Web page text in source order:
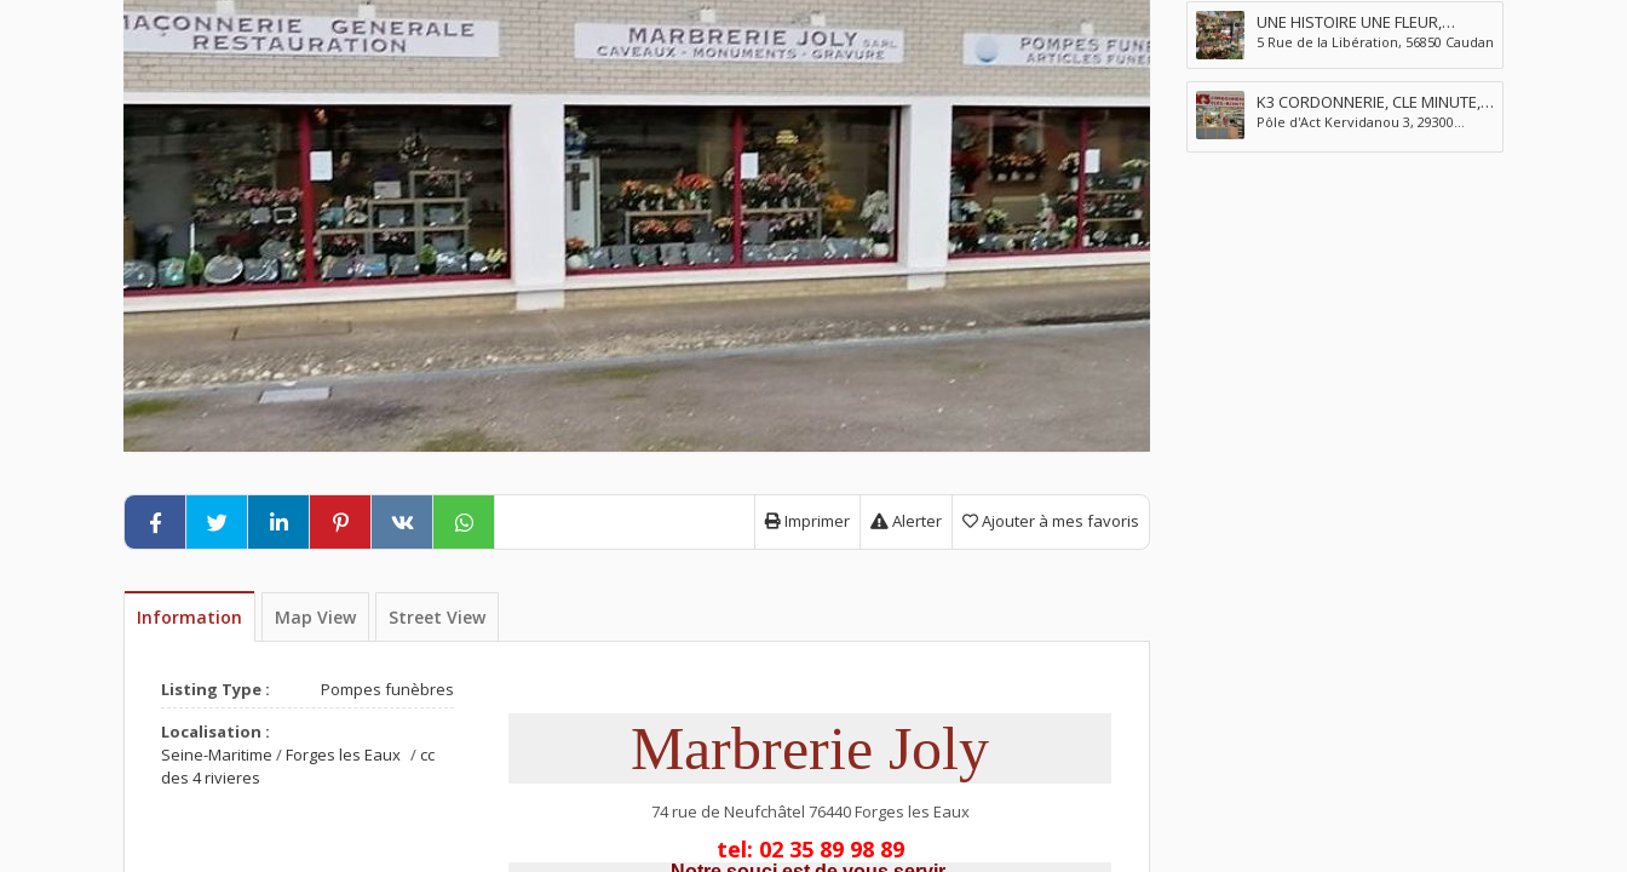
Ajouter à mes favoris
Alerter
Imprimer
Information Map View Street View
Listing Type :
Pompes funèbres
Localisation :
Seine-Maritime /Forges les Eaux /cc
des 4 rivieres
Marbrerie Joly
74 rue de Neufchâtel 76440 Forges les Eaux
tel: 02 35 89 98 89
UNE HISTOIRE UNE FLEUR,
Artisan FLEURISTE à Caudan
5 Rue de la Libération, 56850 Caudan
K3 CORDONNERIE, CLE MINUTE,
TÉLÉCOMMANDE À QUIMPERLÉ
Pôle d'Act Kervidanou 3, 29300